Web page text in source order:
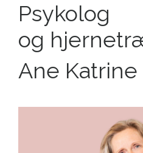
Psykolog
og
Ane